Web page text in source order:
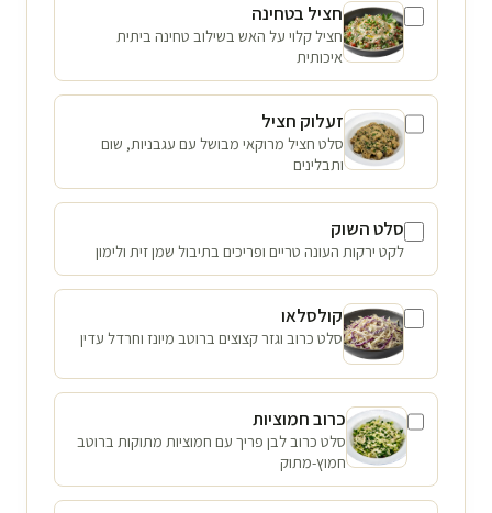
חציל בטחינה
חציל קלוי על האש בשילוב טחינה ביתית
איכותית
זעלוק חציל
סלט חציל מרוקאי מבושל עם עגבניות, שום
ותבלינים
סלט השוק
לקט ירקות העונה טריים ופריכים בתיבול שמן זית ולימון
קולסלאו
סלט כרוב וגזר קצוצים ברוטב מיונז וחרדל עדין
כרוב חמוציות
סלט כרוב לבן פריך עם חמוציות מתוקות ברוטב
חמוץ-מתוק